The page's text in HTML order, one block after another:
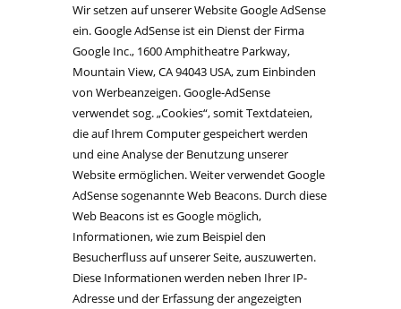
Wir setzen auf unserer Website Google AdSense
ein. Google AdSense ist ein Dienst der Firma
Google Inc., 1600 Amphitheatre Parkway,
Mountain View, CA 94043 USA, zum Einbinden
von Werbeanzeigen. Google-AdSense
verwendet sog. „Cookies“, somit Textdateien,
die auf Ihrem Computer gespeichert werden
und eine Analyse der Benutzung unserer
Website ermöglichen. Weiter verwendet Google
AdSense sogenannte Web Beacons. Durch diese
Web Beacons ist es Google möglich,
Informationen, wie zum Beispiel den
Besucherfluss auf unserer Seite, auszuwerten.
Diese Informationen werden neben Ihrer IP-
Adresse und der Erfassung der angezeigten